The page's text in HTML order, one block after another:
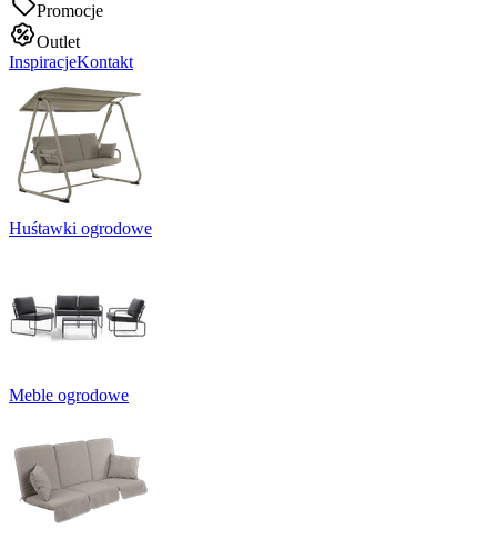
Promocje
Outlet
InspiracjeKontakt
Huśtawki ogrodowe
Meble ogrodowe